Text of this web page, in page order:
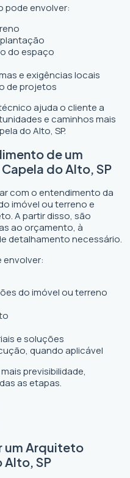
pode envolver:
do espaço
e exigências locais
de projetos
ajuda o cliente a
e caminhos mais
do Alto, SP.
de um
do Alto, SP
com o entendimento da
imóvel ou terreno e
A partir disso, são
ao orçamento, à
detalhamento necessário.
envolver:
do imóvel ou terreno
e soluções
quando aplicável
previsibilidade,
as etapas.
um Arquiteto
Alto, SP